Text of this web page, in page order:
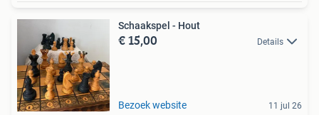
Schaakspel - Hout
€ 15,00 Details
Bezoek website 11 jul 26